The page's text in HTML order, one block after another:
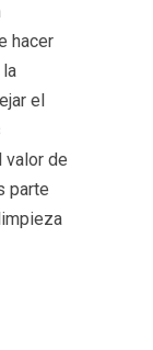
hacer
el
valor de
parte